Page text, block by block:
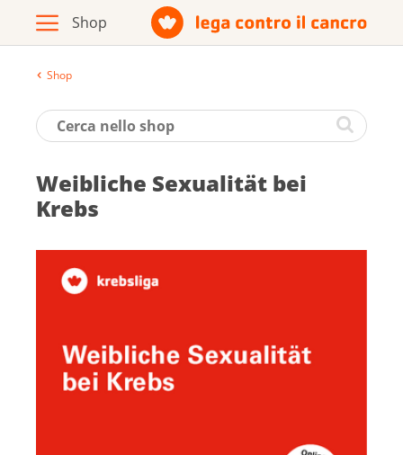
Opuscoli / materiale informativo
Prodotti
Vai al sito della Lega contro il cancro
Italiano
Deutsch
Shop
Weib­li­che Se­xua­li­tät bei
Krebs